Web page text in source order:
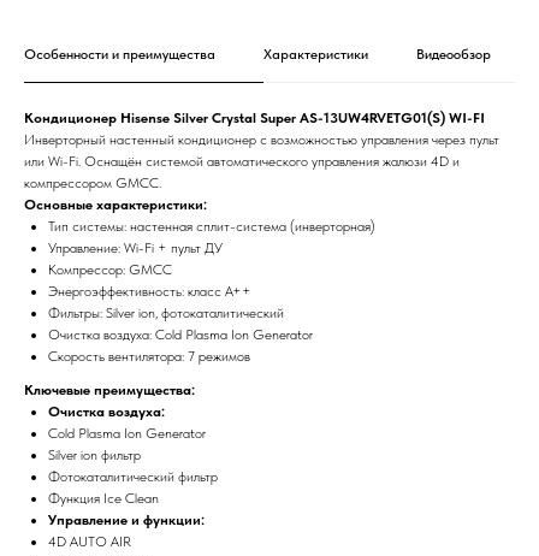
Особенности и преимущества Характеристики Видеообзор
Кондиционер Hisense Silver Crystal Super AS-13UW4RVETG01(S) WI-FI
Инверторный настенный кондиционер с возможностью управления через пульт
или Wi-Fi. Оснащён системой автоматического управления жалюзи 4D и
компрессором GMCC.
Основные характеристики:
Тип системы: настенная сплит-система (инверторная)
Управление: Wi-Fi + пульт ДУ
Компрессор: GMCC
Энергоэффективность: класс А++
Фильтры: Silver ion, фотокаталитический
Очистка воздуха: Cold Plasma Ion Generator
Скорость вентилятора: 7 режимов
Ключевые преимущества:
Очистка воздуха:
Cold Plasma Ion Generator
Silver ion фильтр
Фотокаталитический фильтр
Функция Ice Clean
Управление и функции:
4D AUTO AIR